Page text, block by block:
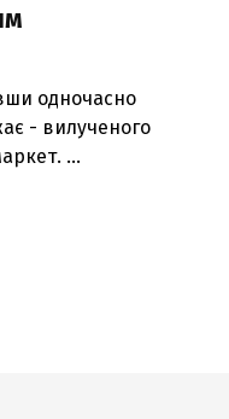
одночасно
- вилученого
...